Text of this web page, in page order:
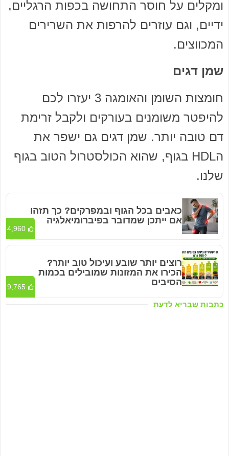
ומקלים על חוסר התחושה בכפות הרגליים,
ידיים, וגם עוזרים להרפות את השרירים
המכווצים.
שמן דגים
חומצות השומן והאומגה 3 יעזרו לכם
להיפטר משומנים בעורקים ולקבל זרימת
דם טובה יותר. שמן דגים גם ישפר את
הHDL בגוף, שהוא הכולסטרול הטוב בגוף
שלנו.
כתבות שבריא לדעת
כאבים בכל הגוף ובמפרקים? כך תזהו
אם ייתכן שמדובר בפיברומיאלגיה
4,960
רוצים יותר שובע ועיכול טוב יותר?
הכירו את המזונות שמובילים בכמות
הסיבים
9,765